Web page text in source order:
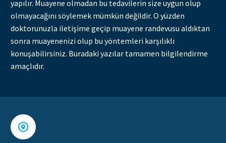
yapılır. Muayene olmadan bu tedavilerin size uygun olup
olmayacağını söylemek mümkün değildir. O yüzden
doktorunuzla iletişime geçip muayene randevusu aldıktan
sonra muayenenizi olup bu yöntemleri karşılıklı
konuşabilirsiniz. Buradaki yazılar tamamen bilgilendirme
amaçlıdır.

